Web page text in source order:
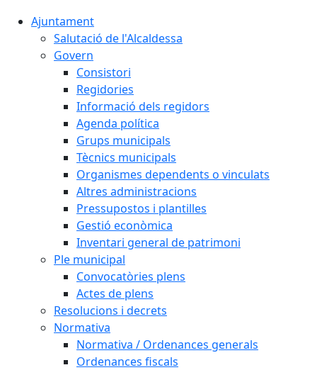
Ajuntament
Salutació de l'Alcaldessa
Govern
Consistori
Regidories
Informació dels regidors
Agenda política
Grups municipals
Tècnics municipals
Organismes dependents o vinculats
Altres administracions
Pressupostos i plantilles
Gestió econòmica
Inventari general de patrimoni
Ple municipal
Convocatòries plens
Actes de plens
Resolucions i decrets
Normativa
Normativa / Ordenances generals
Ordenances fiscals